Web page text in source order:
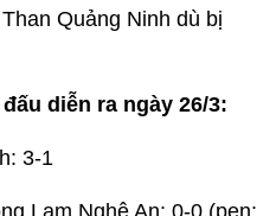
Quảng Ninh dù bị
diễn ra ngày 26/3:
3-1
Lam Nghệ An: 0-0 (pen: